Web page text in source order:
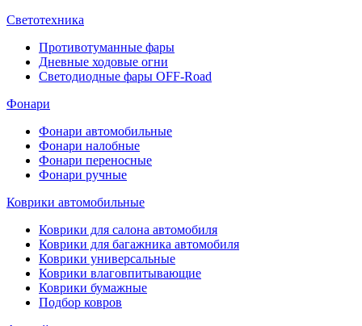
Светотехника
Противотуманные фары
Дневные ходовые огни
Светодиодные фары OFF-Road
Фонари
Фонари автомобильные
Фонари налобные
Фонари переносные
Фонари ручные
Коврики автомобильные
Коврики для салона автомобиля
Коврики для багажника автомобиля
Коврики универсальные
Коврики влаговпитывающие
Коврики бумажные
Подбор ковров